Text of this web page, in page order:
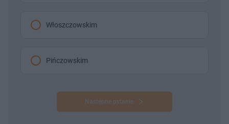
Włoszczowskim
Pińczowskim
Następne pytanie